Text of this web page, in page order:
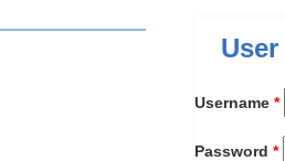
Username *
Password *